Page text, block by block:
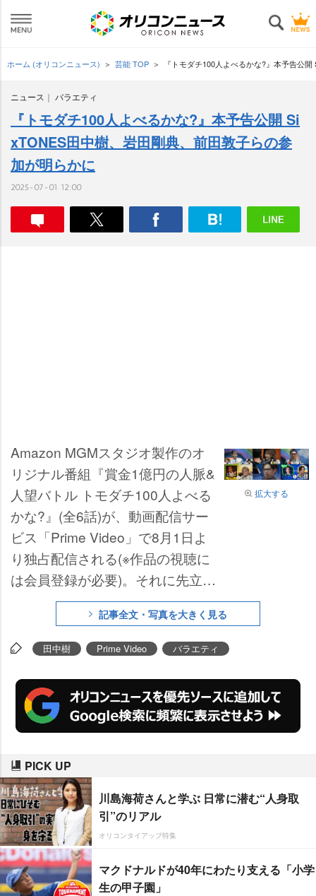
ホーム (オリコンニュース) 芸能 TOP 『トモダチ100人よべるかな?』本予告公
ニュース バラエティ
『トモダチ100人よべるかな?』本予告公開 Si
xTONES田中樹、岩田剛典、前田敦子らの参
加が明らかに
2025-07-01 12:00
拡大する
Amazon MGMスタジオ製作のオ
リジナル番組『賞金1億円の人脈&
人望バトル トモダチ100人よべる
かな?』(全6話)が、動画配信サー
ビス「Prime Video」で8月1日よ
り独占配信される(※作品の視聴に
は会員登録が必要)。それに先立っ
て、本予告が7月1日、公開され
記事全文・写真を大きく見る
田中樹 Prime Video バラエティ
PICK UP
川島海荷さんと学ぶ 日常に潜む“人身取
引”のリアル
オリコンタイアップ特集
マクドナルドが40年にわたり支える「小学
生の甲子園」